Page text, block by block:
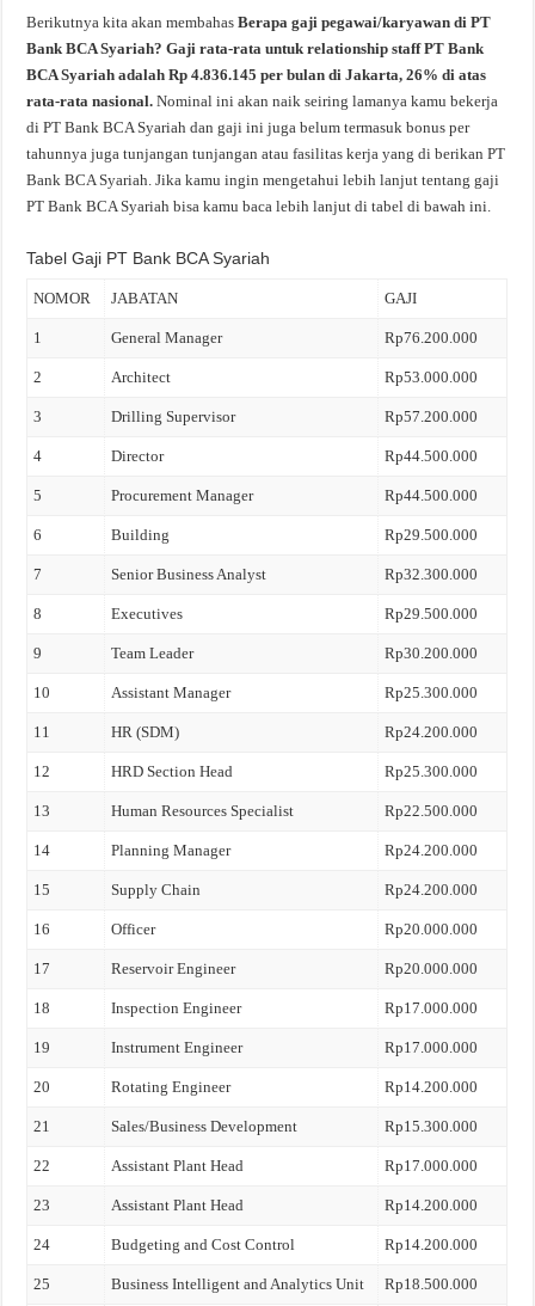
Berikutnya kita akan membahasBerapa gaji pegawai/karyawan di PT
Bank BCA Syariah? Gaji rata-rata untuk relationship staff PT Bank
BCA Syariah adalah Rp 4.836.145 per bulan di Jakarta, 26% di atas
rata-rata nasional.Nominal ini akan naik seiring lamanya kamu bekerja
di PT Bank BCA Syariah dan gaji ini juga belum termasuk bonus per
tahunnya juga tunjangan tunjangan atau fasilitas kerja yang di berikan PT
Bank BCA Syariah. Jika kamu ingin mengetahui lebih lanjut tentang gaji
PT Bank BCA Syariah bisa kamu baca lebih lanjut di tabel di bawah ini.
Tabel Gaji PT Bank BCA Syariah
NOMOR JABATAN GAJI
1 General Manager Rp76.200.000
2 Architect Rp53.000.000
3 Drilling Supervisor Rp57.200.000
4 Director Rp44.500.000
5 Procurement Manager Rp44.500.000
6 Building Rp29.500.000
7 Senior Business Analyst Rp32.300.000
8 Executives Rp29.500.000
9 Team Leader Rp30.200.000
10 Assistant Manager Rp25.300.000
11 HR (SDM) Rp24.200.000
12 HRD Section Head Rp25.300.000
13 Human Resources Specialist Rp22.500.000
14 Planning Manager Rp24.200.000
15 Supply Chain Rp24.200.000
16 Officer Rp20.000.000
17 Reservoir Engineer Rp20.000.000
18 Inspection Engineer Rp17.000.000
19 Instrument Engineer Rp17.000.000
20 Rotating Engineer Rp14.200.000
21 Sales/Business Development Rp15.300.000
22 Assistant Plant Head Rp17.000.000
23 Assistant Plant Head Rp14.200.000
24 Budgeting and Cost Control Rp14.200.000
25 Business Intelligent and Analytics Unit Rp18.500.000